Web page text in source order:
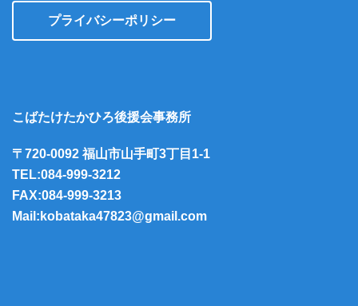
プライバシーポリシー
こばたけたかひろ後援会事務所
〒720-0092 福山市山手町3丁目1-1
TEL:084-999-3212
FAX:084-999-3213
Mail:kobataka47823@gmail.com